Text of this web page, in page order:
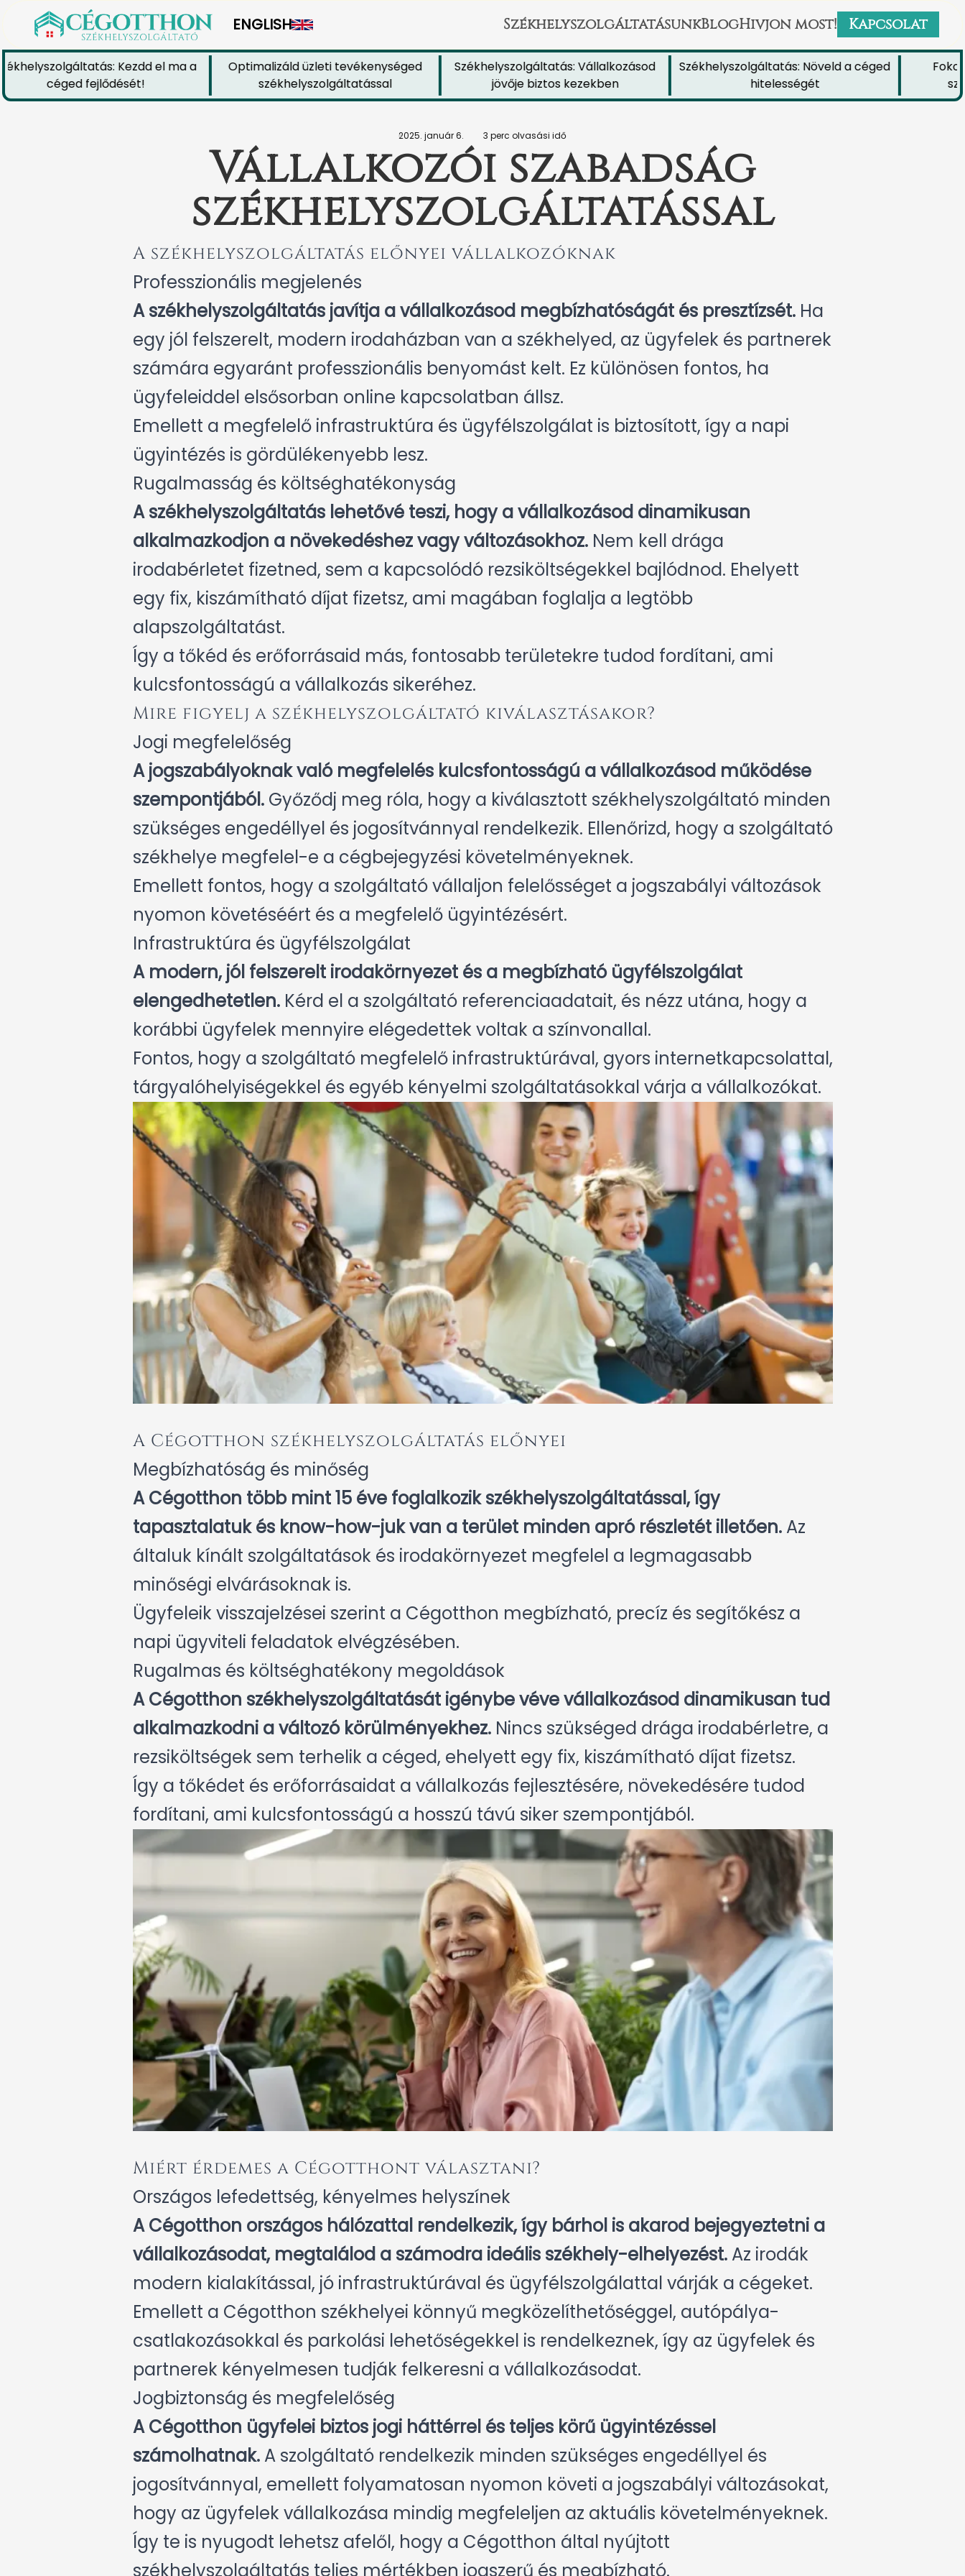
ENGLISH SzékhelyszolgáltatásunkBlogHivjon most! Kapcsolat
Kezdd el ma a
céged fejlődését!
Optimalizáld üzleti tevékenységed
székhelyszolgáltatással
Székhelyszolgáltatás: Vállalkozásod
jövője biztos kezekben
Székhelyszolgáltatás: Növeld a céged
hitelességét
Fokozd
2025. január 6. 3 perc olvasási idő
Vállalkozói szabadság
székhelyszolgáltatással
A székhelyszolgáltatás előnyei vállalkozóknak
Professzionális megjelenés
A székhelyszolgáltatás javítja a vállalkozásod megbízhatóságát és presztízsét.Ha
egy jól felszerelt, modern irodaházban van a székhelyed, az ügyfelek és partnerek
számára egyaránt professzionális benyomást kelt. Ez különösen fontos, ha
ügyfeleiddel elsősorban online kapcsolatban állsz.
Emellett a megfelelő infrastruktúra és ügyfélszolgálat is biztosított, így a napi
ügyintézés is gördülékenyebb lesz.
Rugalmasság és költséghatékonyság
A székhelyszolgáltatás lehetővé teszi, hogy a vállalkozásod dinamikusan
alkalmazkodjon a növekedéshez vagy változásokhoz.Nem kell drága
irodabérletet fizetned, sem a kapcsolódó rezsiköltségekkel bajlódnod. Ehelyett
egy fix, kiszámítható díjat fizetsz, ami magában foglalja a legtöbb
alapszolgáltatást.
Így a tőkéd és erőforrásaid más, fontosabb területekre tudod fordítani, ami
kulcsfontosságú a vállalkozás sikeréhez.
Mire figyelj a székhelyszolgáltató kiválasztásakor?
Jogi megfelelőség
A jogszabályoknak való megfelelés kulcsfontosságú a vállalkozásod működése
szempontjából.Győződj meg róla, hogy a kiválasztott székhelyszolgáltató minden
szükséges engedéllyel és jogosítvánnyal rendelkezik. Ellenőrizd, hogy a szolgáltató
székhelye megfelel-e a cégbejegyzési követelményeknek.
Emellett fontos, hogy a szolgáltató vállaljon felelősséget a jogszabályi változások
nyomon követéséért és a megfelelő ügyintézésért.
Infrastruktúra és ügyfélszolgálat
A modern, jól felszerelt irodakörnyezet és a megbízható ügyfélszolgálat
elengedhetetlen.Kérd el a szolgáltató referenciaadatait, és nézz utána, hogy a
korábbi ügyfelek mennyire elégedettek voltak a színvonallal.
Fontos, hogy a szolgáltató megfelelő infrastruktúrával, gyors internetkapcsolattal,
tárgyalóhelyiségekkel és egyéb kényelmi szolgáltatásokkal várja a vállalkozókat.
A Cégotthon székhelyszolgáltatás előnyei
Megbízhatóság és minőség
A Cégotthon több mint 15 éve foglalkozik székhelyszolgáltatással, így
tapasztalatuk és know-how-juk van a terület minden apró részletét illetően.Az
általuk kínált szolgáltatások és irodakörnyezet megfelel a legmagasabb
minőségi elvárásoknak is.
Ügyfeleik visszajelzései szerint a Cégotthon megbízható, precíz és segítőkész a
napi ügyviteli feladatok elvégzésében.
Rugalmas és költséghatékony megoldások
A Cégotthon székhelyszolgáltatását igénybe véve vállalkozásod dinamikusan tud
alkalmazkodni a változó körülményekhez.Nincs szükséged drága irodabérletre, a
rezsiköltségek sem terhelik a céged, ehelyett egy fix, kiszámítható díjat fizetsz.
Így a tőkédet és erőforrásaidat a vállalkozás fejlesztésére, növekedésére tudod
fordítani, ami kulcsfontosságú a hosszú távú siker szempontjából.
Miért érdemes a Cégotthont választani?
Országos lefedettség, kényelmes helyszínek
A Cégotthon országos hálózattal rendelkezik, így bárhol is akarod bejegyeztetni a
vállalkozásodat, megtalálod a számodra ideális székhely-elhelyezést.Az irodák
modern kialakítással, jó infrastruktúrával és ügyfélszolgálattal várják a cégeket.
Emellett a Cégotthon székhelyei könnyű megközelíthetőséggel, autópálya-
csatlakozásokkal és parkolási lehetőségekkel is rendelkeznek, így az ügyfelek és
partnerek kényelmesen tudják felkeresni a vállalkozásodat.
Jogbiztonság és megfelelőség
A Cégotthon ügyfelei biztos jogi háttérrel és teljes körű ügyintézéssel
számolhatnak.A szolgáltató rendelkezik minden szükséges engedéllyel és
jogosítvánnyal, emellett folyamatosan nyomon követi a jogszabályi változásokat,
hogy az ügyfelek vállalkozása mindig megfeleljen az aktuális követelményeknek.
Így te is nyugodt lehetsz afelől, hogy a Cégotthon által nyújtott
székhelyszolgáltatás teljes mértékben jogszerű és megbízható.